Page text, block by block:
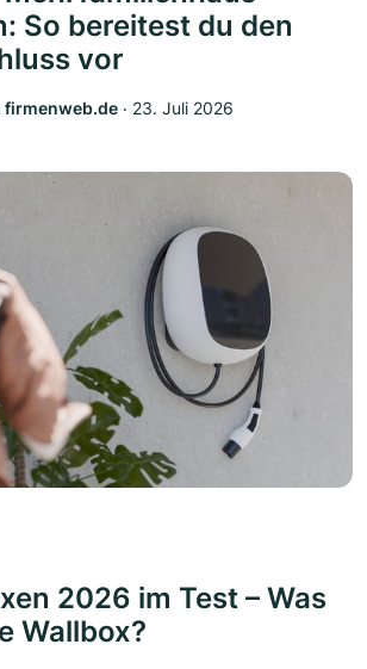
So bereitest du den
vor
firmenweb.de ‧ 23. Juli 2026
2026 im Test – Was
Wallbox?